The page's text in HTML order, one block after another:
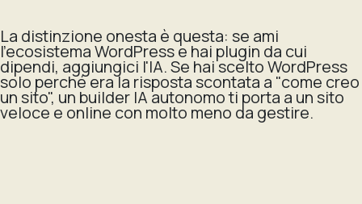
La distinzione onesta è questa: se ami
l'ecosistema WordPress e hai plugin da cui
dipendi, aggiungici l'IA. Se hai scelto WordPress
solo perché era la risposta scontata a "come creo
un sito", un builder IA autonomo ti porta a un sito
veloce e online con molto meno da gestire.